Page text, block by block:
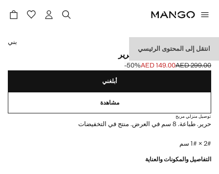
انتقل إلى المحتوى الرئيسي
ربطة عنق مطبوعة من الحرير
السعر الأول محذوف [AED 299.00 ]
AED 299.00
السعر الحالي [AED 149.00 ]AED 149.00
‎-50‎%‎
حدد اللون
بني
أبلغني
مشاهدة
توصيل منزلي مريح
حرير. طباعة. 8 سم في العرض. منتج في التخفيضات
2# × 1# سم
التفاصيل والمكونات والعناية